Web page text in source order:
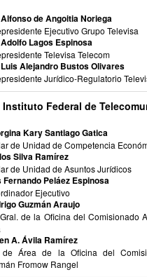
de Angoitia Noriega
Ejecutivo Grupo Televisa
Lagos Espinosa
Televisa Telecom
Alejandro Bustos Olivares
Jurídico-Regulatorio
Instituto Federal de
Kary Santiago Gatica
de Unidad de Competencia
Silva Ramírez
de Unidad de Asuntos Jurídicos
Fernando Peláez Espinosa
Ejecutivo
Guzmán Araujo
de la Oficina del Comisionado
A. Ávila Ramírez
de Área de la Oficina del
Fromow Rangel